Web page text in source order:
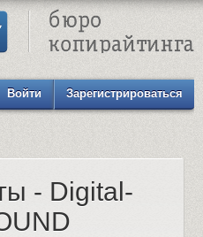
Войти
Зарегистрироваться
- Digital-